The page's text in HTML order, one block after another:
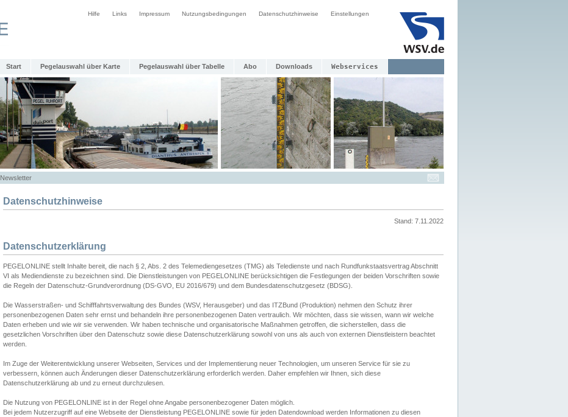
Hilfe Links Impressum Nutzungsbedingungen Datenschutzhinweise Einstellungen
Start Pegelauswahl über Karte Pegelauswahl über Tabelle Abo Downloads Webservices
Newsletter
Datenschutzhinweise
Stand: 7.11.2022
Datenschutzerklärung
PEGELONLINE stellt Inhalte bereit, die nach § 2, Abs. 2 des Telemediengesetzes (TMG) als Teledienste und nach Rundfunkstaatsvertrag Abschnitt
VI als Mediendienste zu bezeichnen sind. Die Dienstleistungen von PEGELONLINE berücksichtigen die Festlegungen der beiden Vorschriften sowie
die Regeln der Datenschutz-Grundverordnung (DS-GVO, EU 2016/679) und dem Bundesdatenschutzgesetz (BDSG).
Die Wasserstraßen- und Schifffahrtsverwaltung des Bundes (WSV, Herausgeber) und das ITZBund (Produktion) nehmen den Schutz ihrer
personenbezogenen Daten sehr ernst und behandeln ihre personenbezogenen Daten vertraulich. Wir möchten, dass sie wissen, wann wir welche
Daten erheben und wie wir sie verwenden. Wir haben technische und organisatorische Maßnahmen getroffen, die sicherstellen, dass die
gesetzlichen Vorschriften über den Datenschutz sowie diese Datenschutzerklärung sowohl von uns als auch von externen Dienstleistern beachtet
werden.
Im Zuge der Weiterentwicklung unserer Webseiten, Services und der Implementierung neuer Technologien, um unseren Service für sie zu
verbessern, können auch Änderungen dieser Datenschutzerklärung erforderlich werden. Daher empfehlen wir Ihnen, sich diese
Datenschutzerklärung ab und zu erneut durchzulesen.
Die Nutzung von PEGELONLINE ist in der Regel ohne Angabe personenbezogener Daten möglich.
Bei jedem Nutzerzugriff auf eine Webseite der Dienstleistung PEGELONLINE sowie für jeden Datendownload werden Informationen zu diesen